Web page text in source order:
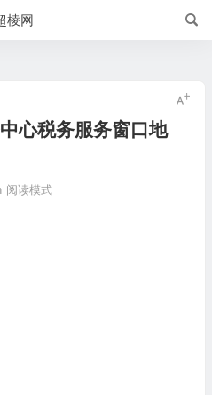
棱网
心税务服务窗口地
阅读模式